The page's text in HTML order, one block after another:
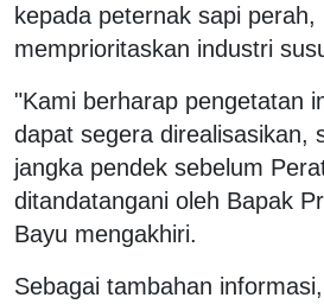
kepada peternak sapi perah,
memprioritaskan industri
"Kami berharap pengetatan
dapat segera direalisasikan,
jangka pendek sebelum
ditandatangani oleh Bapak
Bayu mengakhiri.
Sebagai tambahan